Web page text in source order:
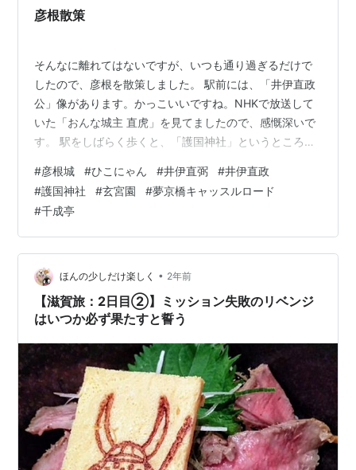
彦根散策
そんなに離れてはないですが、いつも通り過ぎるだけで
したので、彦根を散策しました。 駅前には、「井伊直政
公」像があります。かっこいいですね。NHKで放送して
いた「おんな城主 直虎」を見てましたので、感慨深いで
す。 駅をしばらく歩くと、「護国神社」というところに
買いました。ご利益あると良いな。 綺麗なお堀です。桜
の時期がいいでしょうね。 ひこにゃんファンの方は必
見！行く日には、↓を確認するとよさそうです。
hikonyanfan.net 彦根城に向かいます。料金などは↓を確
認すると良いです。 hikonecastle.com 綺麗ですね。 途
中で、…
#彦根城 #ひこにゃん #井伊直弼 #井伊直政
#護国神社 #玄宮園 #夢京橋キャッスルロード
#千成亭
ほんの少しだけ楽しく • 2年前
【滋賀旅：2日目②】ミッション失敗のリベンジ
はいつか必ず果たすと誓う